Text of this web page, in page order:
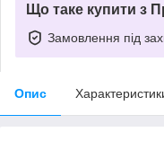
Що таке купити з
Замовлення під
Опис